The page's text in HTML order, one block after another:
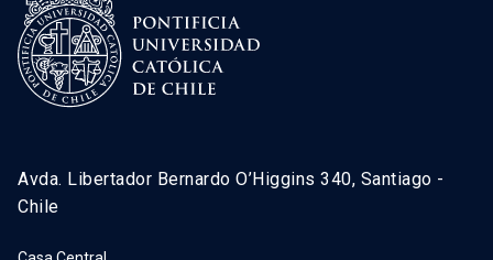
Avda. Libertador Bernardo O’Higgins 340, Santiago -
Chile